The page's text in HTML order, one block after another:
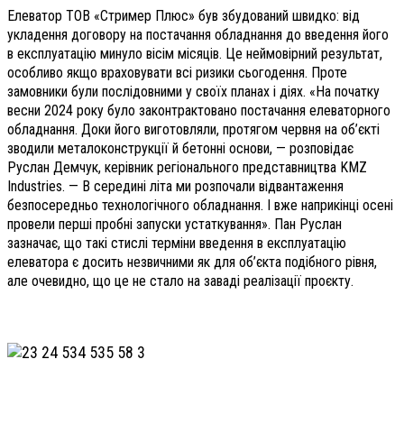
Елеватор ТОВ «Стример Плюс» був збудований швидко: від
укладення договору на постачання обладнання до введення його
в експлуатацію минуло вісім місяців. Це неймовірний результат,
особливо якщо враховувати всі ризики сьогодення. Проте
замовники були послідовними у своїх планах і діях. «На початку
весни 2024 року було законтрактовано постачання елеваторного
обладнання. Доки його виготовляли, протягом червня на об’єкті
зводили металоконструкції й бетонні основи, — розповідає
Руслан Демчук, керівник регіонального представництва KMZ
Industries. — В середині літа ми розпочали відвантаження
безпосередньо технологічного обладнання. І вже наприкінці осені
провели перші пробні запуски устаткування». Пан Руслан
зазначає, що такі стислі терміни введення в експлуатацію
елеватора є досить незвичними як для об’єкта подібного рівня,
але очевидно, що це не стало на заваді реалізації проєкту.